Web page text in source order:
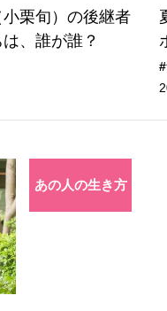
小栗旬）の後継者
、誰が誰？
あの人の生き方